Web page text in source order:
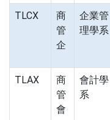
TLCX
商
管
企
企業管
理學系
TLAX
商
管
會
會計學
系